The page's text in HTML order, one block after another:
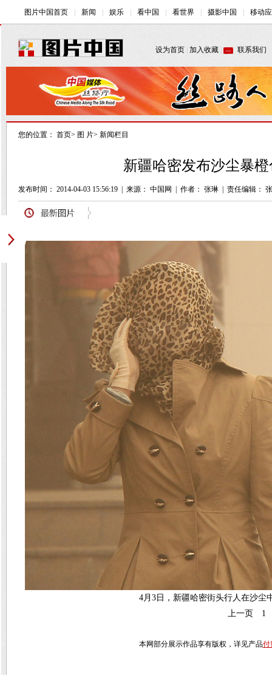
您的位置： 首页> 图 片> 新闻栏目
新疆哈密发布沙尘暴
发布时间： 2014-04-03 15:56:19 来源： 中国网 作者： 张琳 责任编辑：
4月3日，新疆哈密街头行人在沙尘
上一页
1
本网部分展示作品享有版权，详见产品付